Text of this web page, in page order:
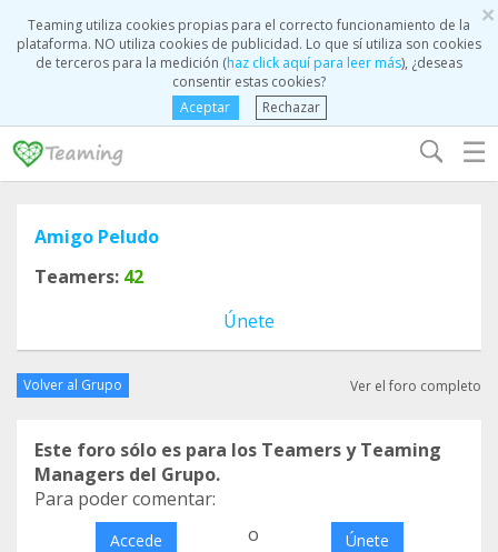
×
Teaming utiliza cookies propias para el correcto funcionamiento de la
plataforma. NO utiliza cookies de publicidad. Lo que sí utiliza son cookies
de terceros para la medición (haz click aquí para leer más), ¿deseas
consentir estas cookies?
Aceptar
Rechazar
☰
Amigo Peludo
Teamers: 42
Únete
Volver al Grupo Ver el foro completo
Este foro sólo es para los Teamers y Teaming
Managers del Grupo.
Para poder comentar:
Accede o Únete